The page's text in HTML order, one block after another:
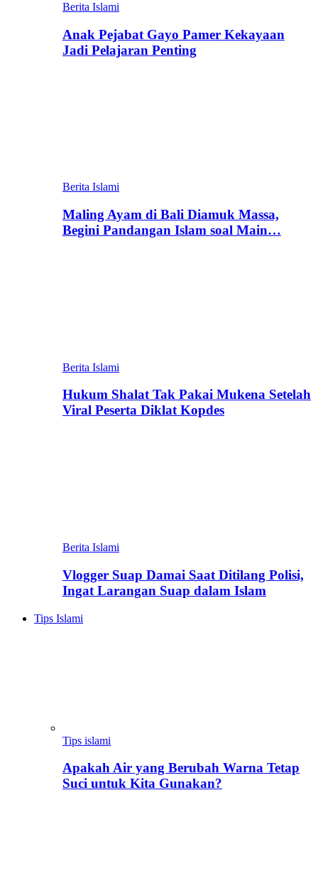
Berita Islami
Anak Pejabat Gayo Pamer Kekayaan
Jadi Pelajaran Penting
Berita Islami
Maling Ayam di Bali Diamuk Massa,
Begini Pandangan Islam soal Main…
Berita Islami
Hukum Shalat Tak Pakai Mukena Setelah
Viral Peserta Diklat Kopdes
Berita Islami
Vlogger Suap Damai Saat Ditilang Polisi,
Ingat Larangan Suap dalam Islam
Tips Islami
Tips islami
Apakah Air yang Berubah Warna Tetap
Suci untuk Kita Gunakan?